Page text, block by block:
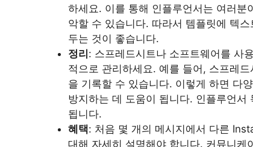
하세요. 이를 통해 인플루언서는 여러
악할 수 있습니다. 따라서 템플릿에 텍
두는 것이 좋습니다.
정리 : 스프레드시트나 소프트웨어를 사
적으로 관리하세요. 예를 들어, 스프레
을 기록할 수 있습니다. 이렇게 하면 다
방지하는 데 도움이 됩니다. 인플루언서
됩니다.
혜택: 처음 몇 개의 메시지에서 다른
대해 자세히 설명해야 합니다. 커뮤니케